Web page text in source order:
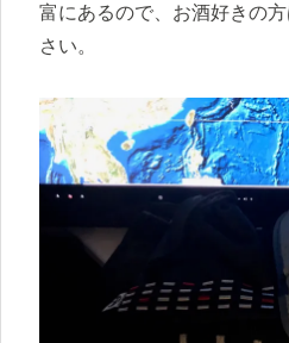
富にあるので、お酒好きの
さい。